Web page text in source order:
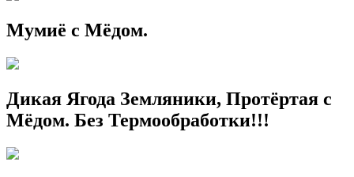
Мумиё с Мёдом.
Дикая Ягода Земляники, Протёртая с
Мёдом. Без Термообработки!!!